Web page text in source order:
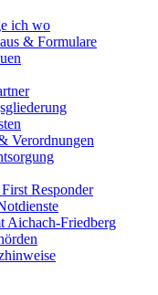
ich wo
& Formulare
Verordnungen
Responder
Aichach-Friedberg